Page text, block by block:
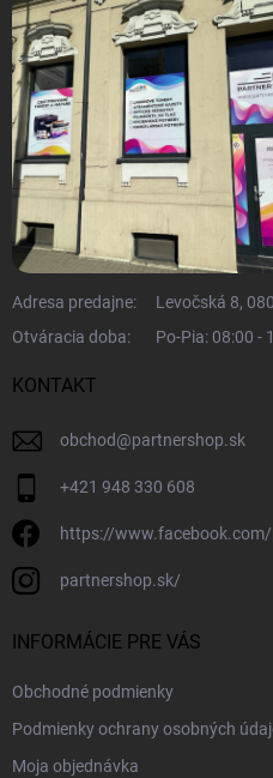
Adresa predajne:
Levočská 8,
Otváracia doba:
Po-Pia: 08:00 -
KONTAKT
obchod@partnershop.sk
+421 948 330 608
https://
partnershop.sk/
INFORMÁCIE PRE VÁS
Obchodné podmienky
Podmienky ochrany osobných
Moja objednávka